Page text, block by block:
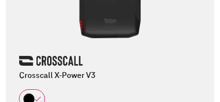
Crosscall X-Power V3